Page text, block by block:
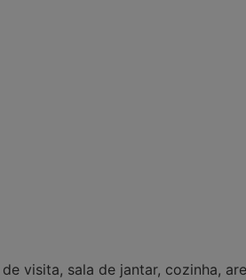
visita, sala de jantar, cozinha,